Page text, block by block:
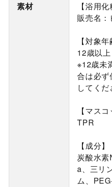
素材
【浴用化
販売名
【対象年
12歳以上
※12歳未
合は必ず
してくだ
【マス
TPR
【成分】
炭酸水
a、三リ
ム、